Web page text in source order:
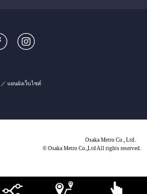
แผนผังเว็บไซต์
Osaka Metro Co., Ltd.
© Osaka Metro Co.,Ltd All rights reserved.